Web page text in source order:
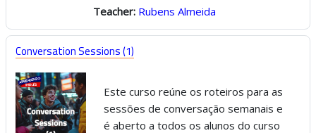
Teacher: Rubens Almeida
Conversation Sessions (1)
Este curso reúne os roteiros para as
sessões de conversação semanais e
é aberto a todos os alunos do curso